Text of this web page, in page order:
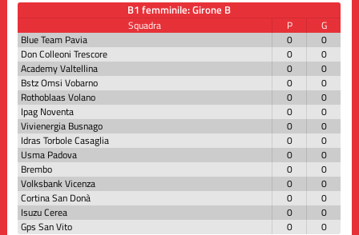
B1 femminile: Girone B
Squadra P
G
Blue Team Pavia
0
0
Don Colleoni Trescore
0
0
Academy Valtellina
0
0
Bstz Omsi Vobarno
0
0
Rothoblaas Volano
0
0
Ipag Noventa
0
0
Vivienergia Busnago
0
0
Idras Torbole Casaglia
0
0
Usma Padova
0
0
Brembo
0
0
Volksbank Vicenza
0
0
Cortina San Donà
0
0
Isuzu Cerea
0
0
Gps San Vito
0 0